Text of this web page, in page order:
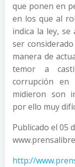
que ponen en
en los que al
indica la ley,
ser
manera de
temor a
corrupción en
midieron son
por ello muy
Publicado el 05
http://